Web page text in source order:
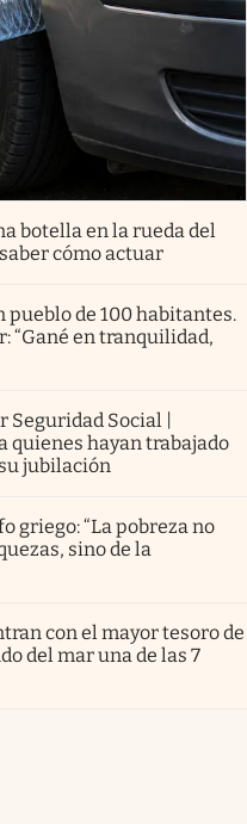
botella en la rueda del
cómo actuar
pueblo de 100 habitantes.
“Gané en tranquilidad,
Seguridad Social |
quienes hayan trabajado
jubilación
griego: “La pobreza no
sino de la
con el mayor tesoro de
del mar una de las 7